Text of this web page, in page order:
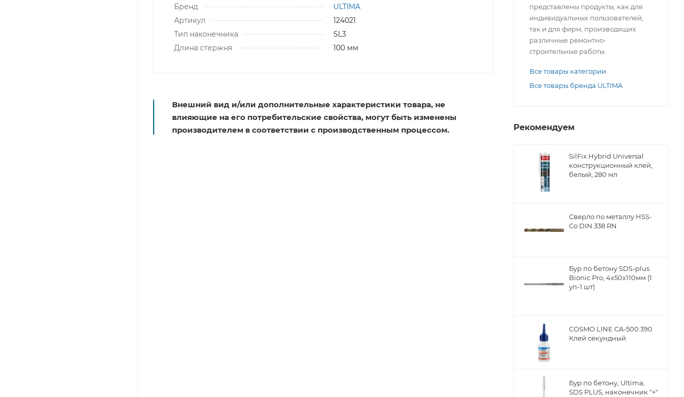
Бренд
ULTIMA
Артикул
124021
Тип наконечника
SL3
Длина стержня
100 мм
Внешний вид и/или дополнительные характеристики товара, не
влияющие на его потребительские свойства, могут быть изменены
производителем в соответствии с производственным процессом.
представлены продукты, как для
индивидуальных пользователей,
так и для фирм, производящих
различные ремонтно-
строительные работы.
Все товары категории
Все товары бренда ULTIMA
Рекомендуем
SilFix Hybrid Universal
конструкционный клей,
белый, 280 мл
Сверло по металлу НSS-
Co DIN 338 RN
Бур по бетону SDS-plus
Bionic Pro, 4х50х110мм (1
уп-1 шт)
COSMO LINE CA-500.390
Клей секундный
Бур по бетону, Ultima,
SDS PLUS, наконечник "+"